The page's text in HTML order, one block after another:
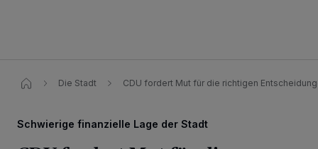
Die Stadt CDU fordert Mut für die richtigen
Schwierige finanzielle Lage der Stadt